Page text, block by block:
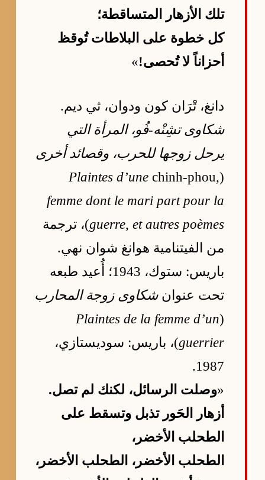
تلك الأزهار المتساقطة؛
كل خطوة على البلاطات تُوقظ
أحزاناً لا تُحصى!»
دانغ، تْرَان كون ودوان، ثي ديم.
شكاوى تشِنْه-فُو، المرأة التي
يرحل زوجها للحرب، وقصائد أخرى
(
Plaintes d’une chinh-phou,
femme dont le mari part pour la
guerre, et autres poèmes)، ترجمة
من الفيتنامية هوانغ شوان نهي.
باريس: ستوك، 1943؛ أُعيد طبعه
تحت عنوانشكاوى زوجة المحارب
(
Plaintes de la femme d’un
guerrier)، باريس: سوديستازي،
1987.
«وصلت الرسائل، لكنك لم تصل.
أزهار الحَور تذبل وتسقط على
الطحلب الأخضر،
الطحلب الأخضر، الطحلب الأخضر،